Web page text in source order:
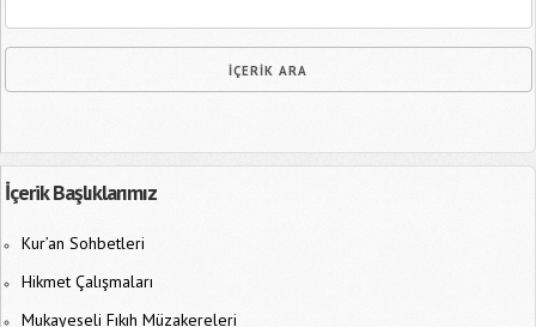
İçerik Başlıklarımız
Kur’an Sohbetleri
Hikmet Çalışmaları
Mukayeseli Fıkıh Müzakereleri